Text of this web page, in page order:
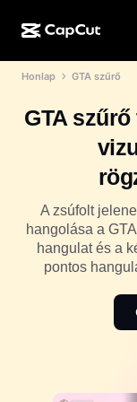
CapCut Pad
CapCut Mobile
Dreamina AI
MI-alkotás
MI-dizájn
MI-
MI-
MI-
Dreamina
Gemini Omni
Funkciók
MI-eszközök
Beszédhang-
Közösségi
Ünnepi
Évfordulós
Névjegy
Közösség
Partnerek
Úttörőprogram
Kreatív
Honlap GTA szűrő
GTA
A zsúfolt
hangolása a
hangulat és a
pontos